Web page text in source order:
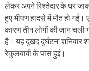
लेकर अपने रिश्तेदार के घर
हुए भीषण हादसे में मौत हो
कारण तीन लोगों की जान चली
है। यह दुखद दुर्घटना शनिवार
रेकुलबावी के पास हुई।